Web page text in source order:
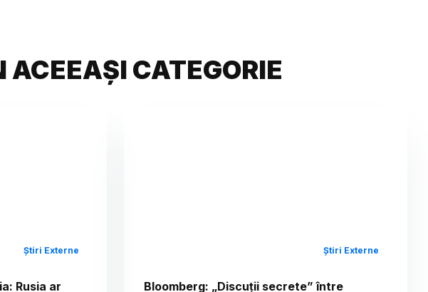
ACEEAȘI CATEGORIE
Știri Externe
Rusia ar
Știri Externe
Bloomberg: „Discuții secrete” între